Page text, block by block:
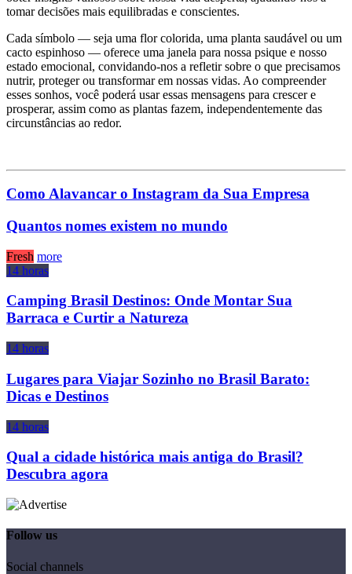
tomar decisões mais equilibradas e conscientes.
Cada símbolo — seja uma flor colorida, uma planta saudável ou um
cacto espinhoso — oferece uma janela para nossa psique e nosso
estado emocional, convidando-nos a refletir sobre o que precisamos
nutrir, proteger ou transformar em nossas vidas. Ao compreender
esses sonhos, você poderá usar essas mensagens para crescer e
prosperar, assim como as plantas fazem, independentemente das
circunstâncias ao redor.
Como Alavancar o Instagram da Sua Empresa
Quantos nomes existem no mundo
Fresh more
14 horas
Camping Brasil Destinos: Onde Montar Sua
Barraca e Curtir a Natureza
14 horas
Lugares para Viajar Sozinho no Brasil Barato:
Dicas e Destinos
14 horas
Qual a cidade histórica mais antiga do Brasil?
Descubra agora
Follow us
Social channels